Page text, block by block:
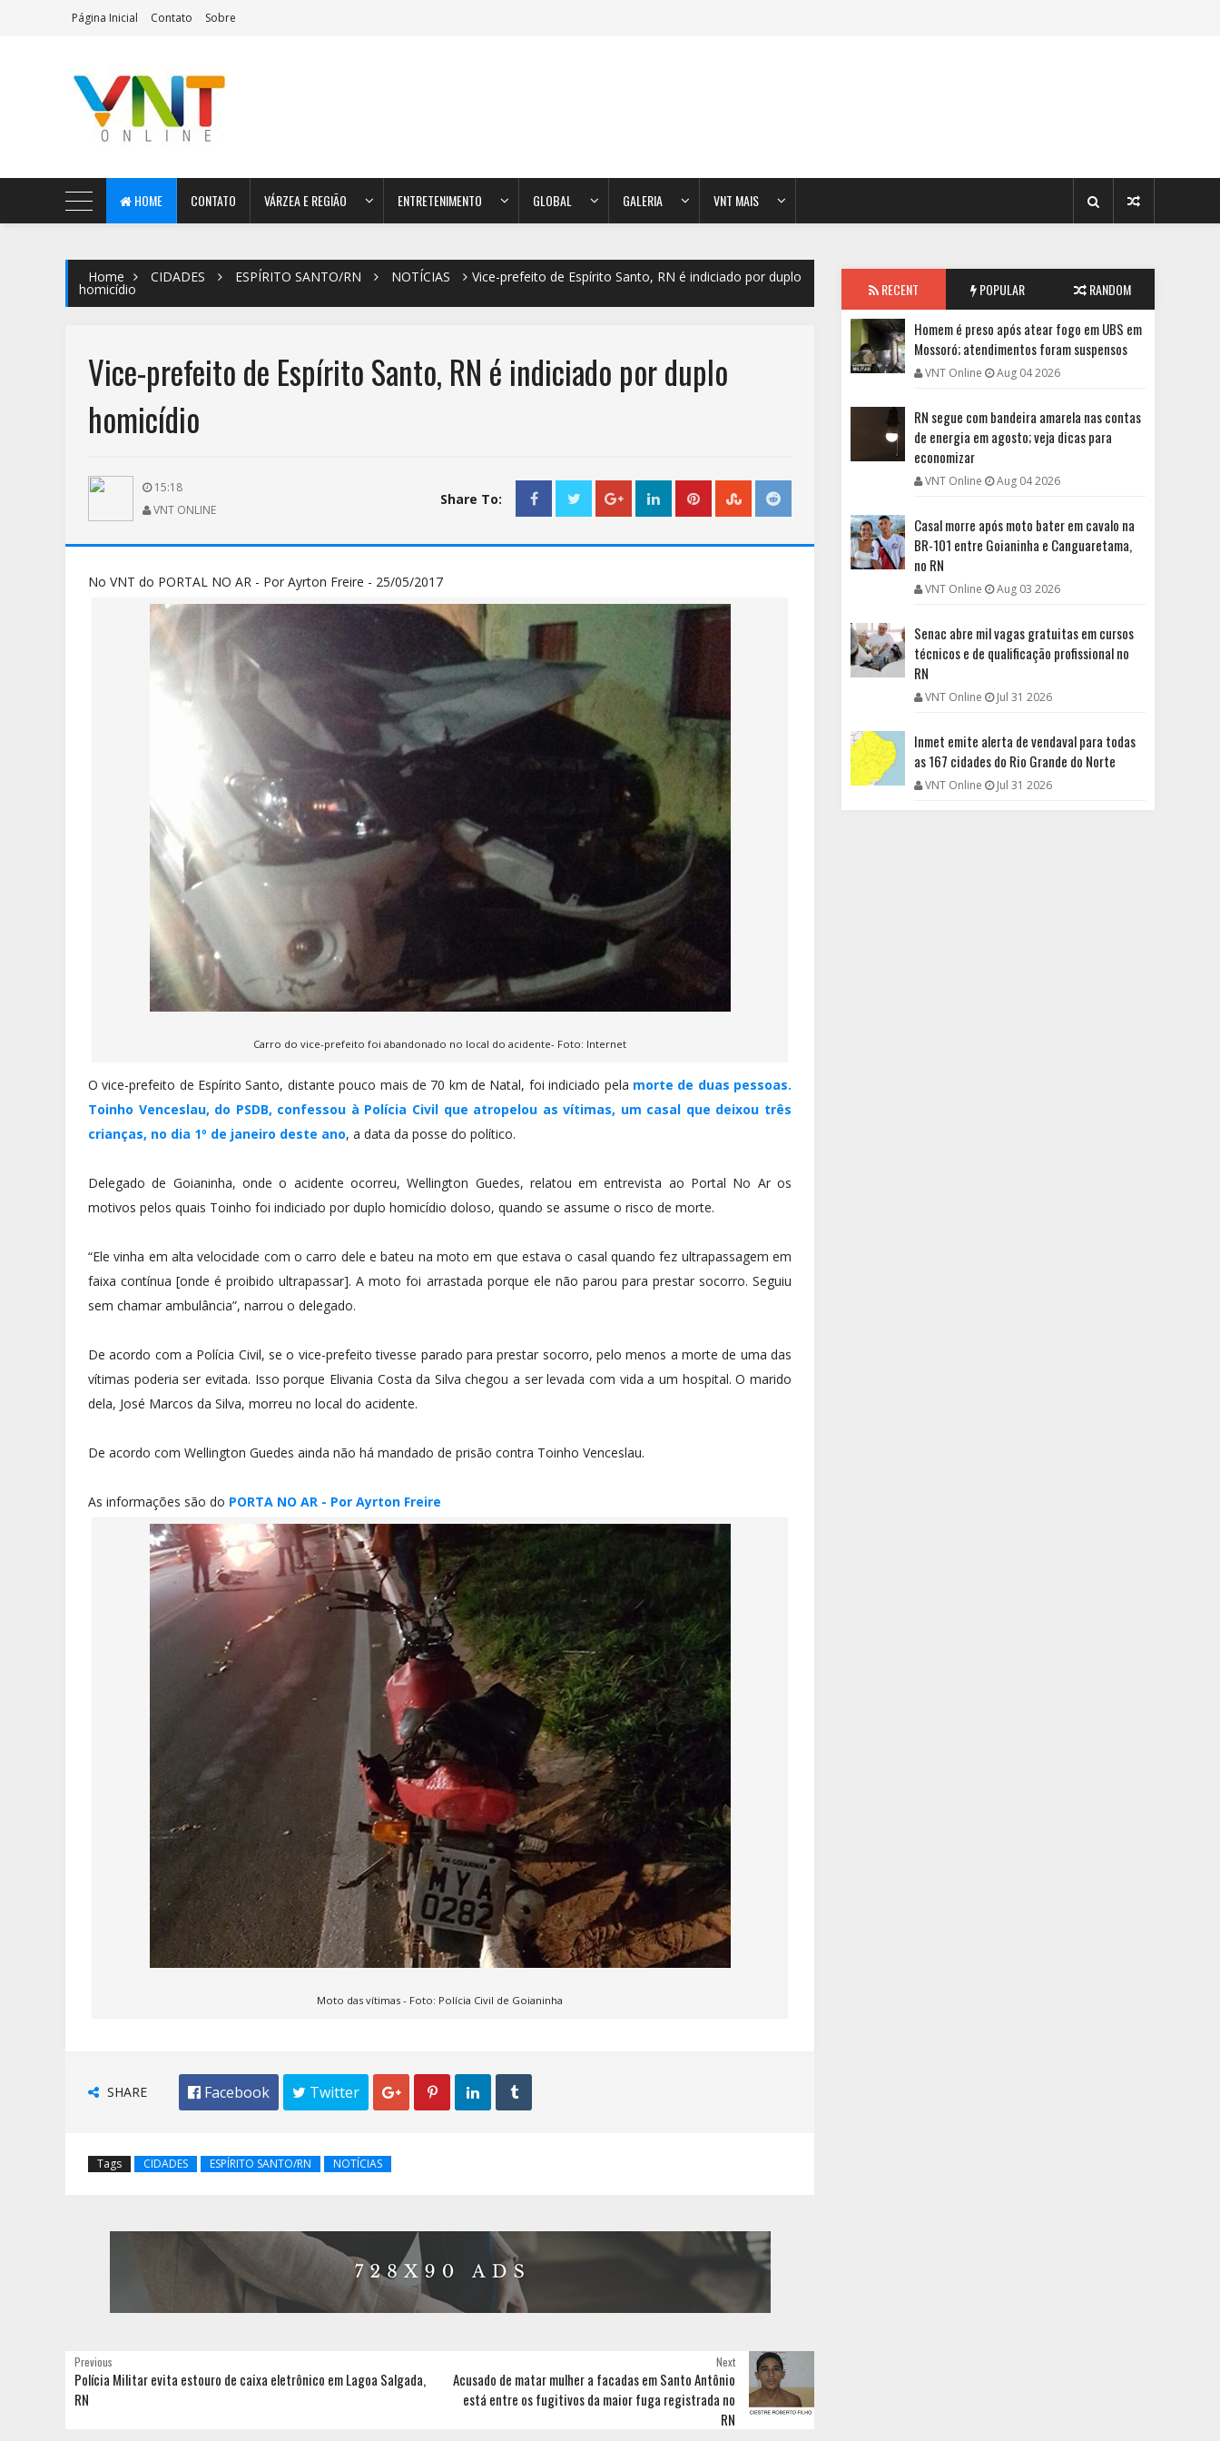
Página Inicial Contato Sobre
AeroMag Blogger Template
HOME CONTATO VÁRZEA E REGIÃO ENTRETENIMENTO GLOBAL GALERIA VNT MAIS
Home CIDADES ESPÍRITO SANTO/RN NOTÍCIAS Vice-prefeito de Espírito Santo, RN é indiciado por duplo
homicídio
Vice-prefeito de Espírito Santo, RN é indiciado por duplo
homicídio
15:18
VNT ONLINE
Share To:
No VNT do PORTAL NO AR - Por Ayrton Freire - 25/05/2017
Carro do vice-prefeito foi abandonado no local do acidente- Foto: Internet
O vice-prefeito de Espírito Santo, distante pouco mais de 70 km de Natal, foi indiciado pela morte de duas pessoas.
Toinho Venceslau, do PSDB, confessou à Polícia Civil que atropelou as vítimas, um casal que deixou três
crianças, no dia 1º de janeiro deste ano, a data da posse do político.
Delegado de Goianinha, onde o acidente ocorreu, Wellington Guedes, relatou em entrevista ao Portal No Ar os
motivos pelos quais Toinho foi indiciado por duplo homicídio doloso, quando se assume o risco de morte.
“Ele vinha em alta velocidade com o carro dele e bateu na moto em que estava o casal quando fez ultrapassagem em
faixa contínua [onde é proibido ultrapassar]. A moto foi arrastada porque ele não parou para prestar socorro. Seguiu
sem chamar ambulância”, narrou o delegado.
De acordo com a Polícia Civil, se o vice-prefeito tivesse parado para prestar socorro, pelo menos a morte de uma das
vítimas poderia ser evitada. Isso porque Elivania Costa da Silva chegou a ser levada com vida a um hospital. O marido
dela, José Marcos da Silva, morreu no local do acidente.
De acordo com Wellington Guedes ainda não há mandado de prisão contra Toinho Venceslau.
As informações são do PORTA NO AR - Por Ayrton Freire
Moto das vítimas - Foto: Polícia Civil de Goianinha
SHARE  Facebook  Twitter    
Tags CIDADES ESPÍRITO SANTO/RN NOTÍCIAS
Next
Acusado de matar mulher a facadas em Santo Antônio
está entre os fugitivos da maior fuga registrada no
RN
Previous
Polícia Militar evita estouro de caixa eletrônico em Lagoa Salgada,
RN
RECENT POPULAR RANDOM
Homem é preso após atear fogo em UBS em
Mossoró; atendimentos foram suspensos
VNT Online Aug 04 2026
RN segue com bandeira amarela nas contas
de energia em agosto; veja dicas para
economizar
VNT Online Aug 04 2026
Casal morre após moto bater em cavalo na
BR-101 entre Goianinha e Canguaretama,
no RN
VNT Online Aug 03 2026
Senac abre mil vagas gratuitas em cursos
técnicos e de qualificação profissional no
RN
VNT Online Jul 31 2026
Inmet emite alerta de vendaval para todas
as 167 cidades do Rio Grande do Norte
VNT Online Jul 31 2026